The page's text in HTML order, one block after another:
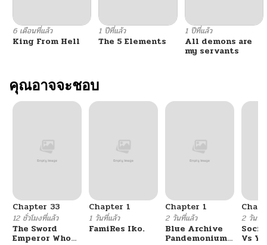
6 เดือนที่แล้ว
King From Hell
1 ปีที่แล้ว
The 5 Elements
1 ปีที่แล้ว
All demons are
my servants
คุณอาจจะชอบ
Chapter 33
12 ชั่วโมงที่แล้ว
The Sword
Emperor Who
Chapter 1
1 วันที่แล้ว
FamiRes Iko.
Chapter 1
2 วันที่แล้ว
Blue Archive
Pandemonium
2 วันที่แ
Vs